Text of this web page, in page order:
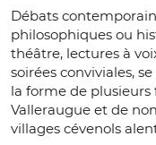
Débats
philosophiques ou
théâtre, lectures à
soirées conviviales,
la forme de plusieurs
Valleraugue et de
villages cévenols